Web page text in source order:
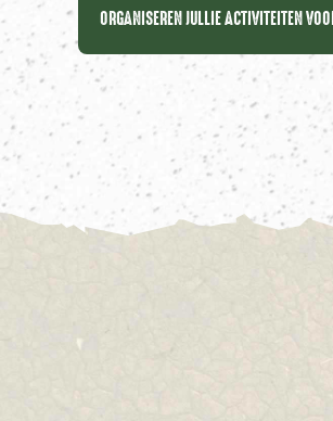
ORGANISEREN JULLIE ACTIVITEITEN